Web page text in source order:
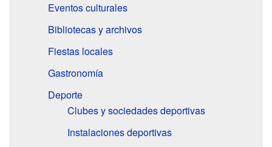
Eventos culturales
Bibliotecas y archivos
Fiestas locales
Gastronomía
Deporte
Clubes y sociedades deportivas
Instalaciones deportivas